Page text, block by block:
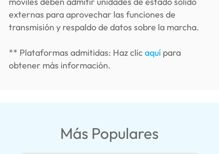
externas para aprovechar las funciones de
transmisión y respaldo de datos sobre la marcha.
** Plataformas admitidas: Haz clic aquí para
obtener más información.
Más Populares